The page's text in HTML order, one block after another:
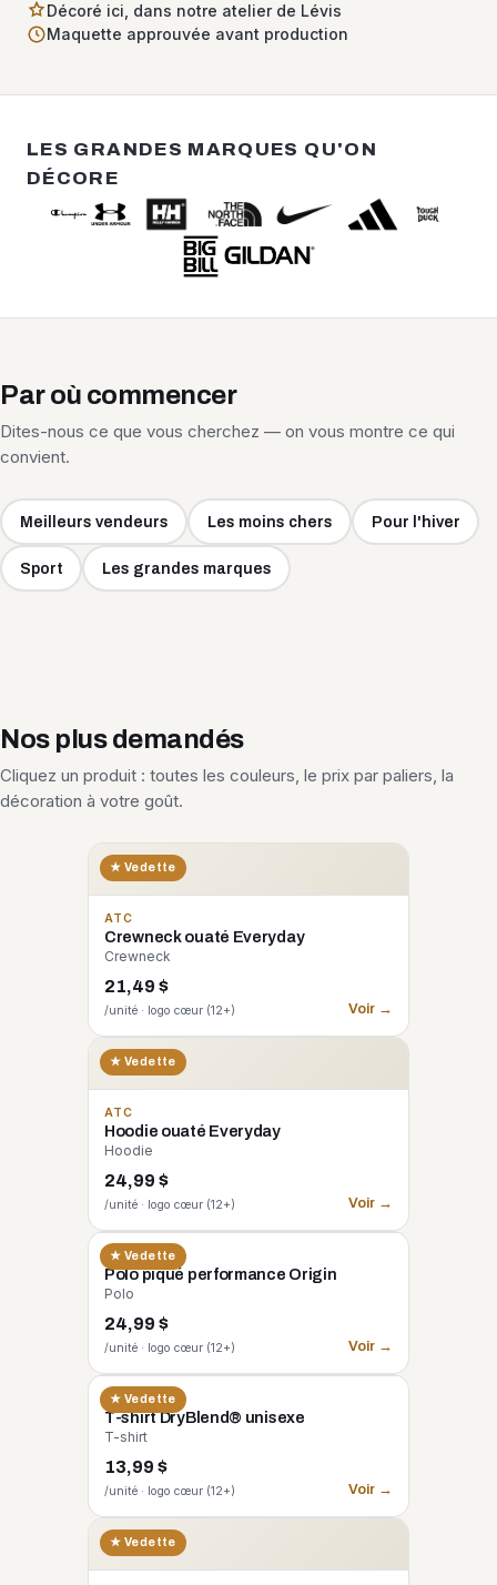
Décoré ici, dans notre atelier de Lévis
Maquette approuvée avant production
LES GRANDES MARQUES QU'ON
DÉCORE
Par où commencer
Dites-nous ce que vous cherchez — on vous montre ce qui
convient.
Meilleurs vendeurs Les moins chers Pour l'hiver
Sport Les grandes marques
Nos plus demandés
Cliquez un produit : toutes les couleurs, le prix par paliers, la
décoration à votre goût.
★ Vedette
ATC
Crewneck ouaté Everyday
Crewneck
21,49 $
/unité · logo cœur (12+) Voir →
★ Vedette
ATC
Hoodie ouaté Everyday
Hoodie
24,99 $
/unité · logo cœur (12+) Voir →
★ Vedette
CORE 365
Polo piqué performance Origin
Polo
24,99 $
/unité · logo cœur (12+) Voir →
★ Vedette
GILDAN
T-shirt DryBlend® unisexe
T-shirt
13,99 $
/unité · logo cœur (12+) Voir →
★ Vedette